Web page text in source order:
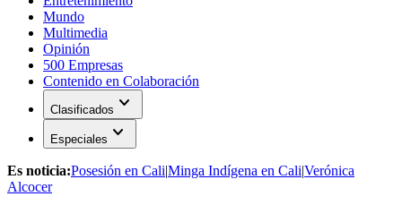
Mundo
Multimedia
Opinión
500 Empresas
Contenido en Colaboración
Clasificados expand_more
Especiales expand_more
Es noticia:Posesión en Cali|Minga Indígena en Cali|Verónica
Alcocer